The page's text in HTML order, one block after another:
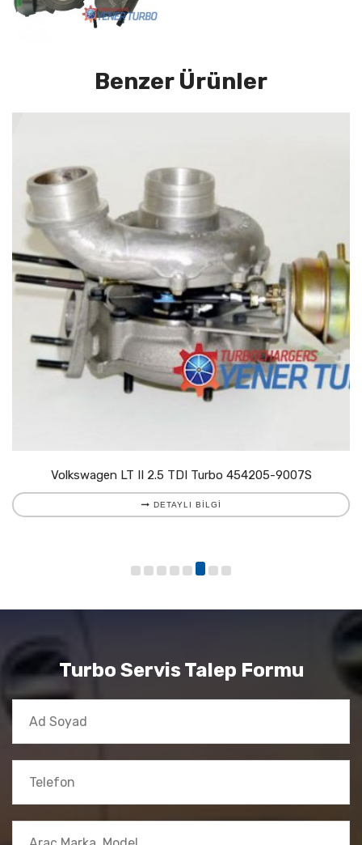
Benzer Ürünler
Volkswagen LT II 2.5 TDI Turbo 454205-9007S
DETAYLI BILGI
Turbo Servis Talep Formu